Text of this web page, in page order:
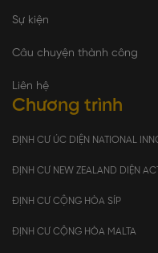
Sự kiện
Câu chuyện thành công
Liên hệ
Chương trình
ĐỊNH CƯ ÚC DIỆN NATIONAL
ĐỊNH CƯ NEW ZEALAND DIỆN
ĐỊNH CƯ CỘNG HÒA SÍP
ĐỊNH CƯ CỘNG HÒA MALTA